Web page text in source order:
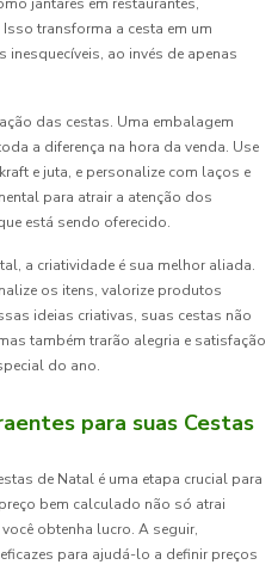
transforma a cesta em um
ao invés de apenas
das cestas. Uma embalagem
a diferença na hora da venda. Use
e juta, e personalize com laços e
para atrair a atenção dos
está sendo oferecido.
a criatividade é sua melhor aliada.
os itens, valorize produtos
ideias criativas, suas cestas não
também trarão alegria e satisfação
do ano.
para suas Cestas
de Natal é uma etapa crucial para
bem calculado não só atrai
obtenha lucro. A seguir,
para ajudá-lo a definir preços